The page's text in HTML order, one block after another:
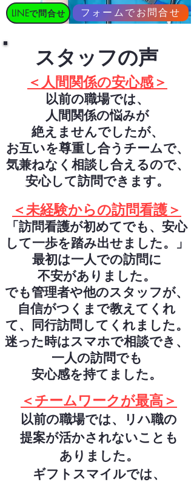
LINEで問合せ フォームでお問合せ
​スタッフの声
＜人間関係の安心感＞
以前の職場では、
人間関係の悩みが
絶えませんでしたが、
お互いを尊重し合うチームで、
気兼ねなく相談し合えるので、
安心して訪問できます。
＜未経験からの訪問看護＞
「訪問看護が初めてでも、安心
して一歩を踏み出せました。」
最初は一人での訪問に
不安がありました。
でも管理者や他のスタッフが、
自信がつくまで教えてくれ
て、同行訪問してくれました。
迷った時はスマホで相談でき、
一人の訪問でも
安心感を持てました。
＜チームワークが最高＞
以前の職場では、リハ職の
提案が活かされないことも
ありました。
ギフトスマイルでは、